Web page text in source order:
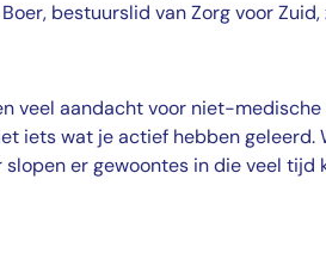
bestuurslid van Zorg voor Zuid,
veel aandacht voor niet-medische
iets wat je actief hebben geleerd.
er gewoontes in die veel tijd